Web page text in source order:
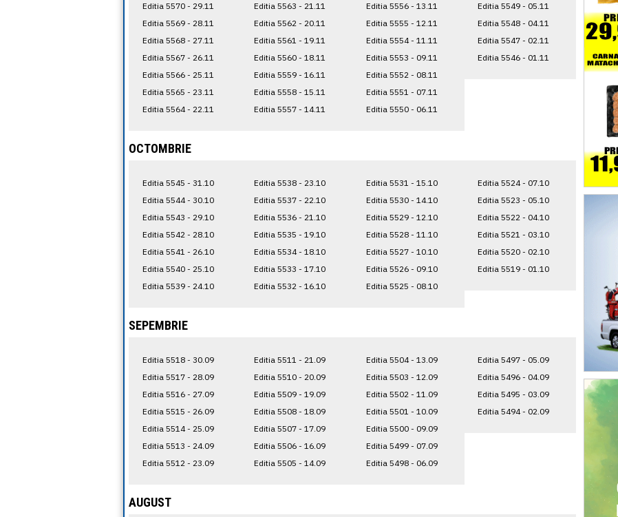
Editia 5570 - 29.11
Editia 5569 - 28.11
Editia 5568 - 27.11
Editia 5567 - 26.11
Editia 5566 - 25.11
Editia 5565 - 23.11
Editia 5564 - 22.11
Editia 5563 - 21.11
Editia 5562 - 20.11
Editia 5561 - 19.11
Editia 5560 - 18.11
Editia 5559 - 16.11
Editia 5558 - 15.11
Editia 5557 - 14.11
Editia 5556 - 13.11
Editia 5555 - 12.11
Editia 5554 - 11.11
Editia 5553 - 09.11
Editia 5552 - 08.11
Editia 5551 - 07.11
Editia 5550 - 06.11
Editia 5549 - 05.11
Editia 5548 - 04.11
Editia 5547 - 02.11
Editia 5546 - 01.11
OCTOMBRIE
Editia 5545 - 31.10
Editia 5544 - 30.10
Editia 5543 - 29.10
Editia 5542 - 28.10
Editia 5541 - 26.10
Editia 5540 - 25.10
Editia 5539 - 24.10
Editia 5538 - 23.10
Editia 5537 - 22.10
Editia 5536 - 21.10
Editia 5535 - 19.10
Editia 5534 - 18.10
Editia 5533 - 17.10
Editia 5532 - 16.10
Editia 5531 - 15.10
Editia 5530 - 14.10
Editia 5529 - 12.10
Editia 5528 - 11.10
Editia 5527 - 10.10
Editia 5526 - 09.10
Editia 5525 - 08.10
Editia 5524 - 07.10
Editia 5523 - 05.10
Editia 5522 - 04.10
Editia 5521 - 03.10
Editia 5520 - 02.10
Editia 5519 - 01.10
SEPEMBRIE
Editia 5518 - 30.09
Editia 5517 - 28.09
Editia 5516 - 27.09
Editia 5515 - 26.09
Editia 5514 - 25.09
Editia 5513 - 24.09
Editia 5512 - 23.09
Editia 5511 - 21.09
Editia 5510 - 20.09
Editia 5509 - 19.09
Editia 5508 - 18.09
Editia 5507 - 17.09
Editia 5506 - 16.09
Editia 5505 - 14.09
Editia 5504 - 13.09
Editia 5503 - 12.09
Editia 5502 - 11.09
Editia 5501 - 10.09
Editia 5500 - 09.09
Editia 5499 - 07.09
Editia 5498 - 06.09
Editia 5497 - 05.09
Editia 5496 - 04.09
Editia 5495 - 03.09
Editia 5494 - 02.09
AUGUST